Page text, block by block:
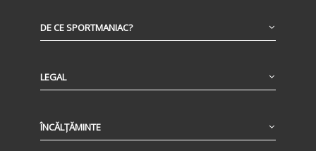
DE CE SPORTMANIAC?
LEGAL
ÎNCĂLȚĂMINTE